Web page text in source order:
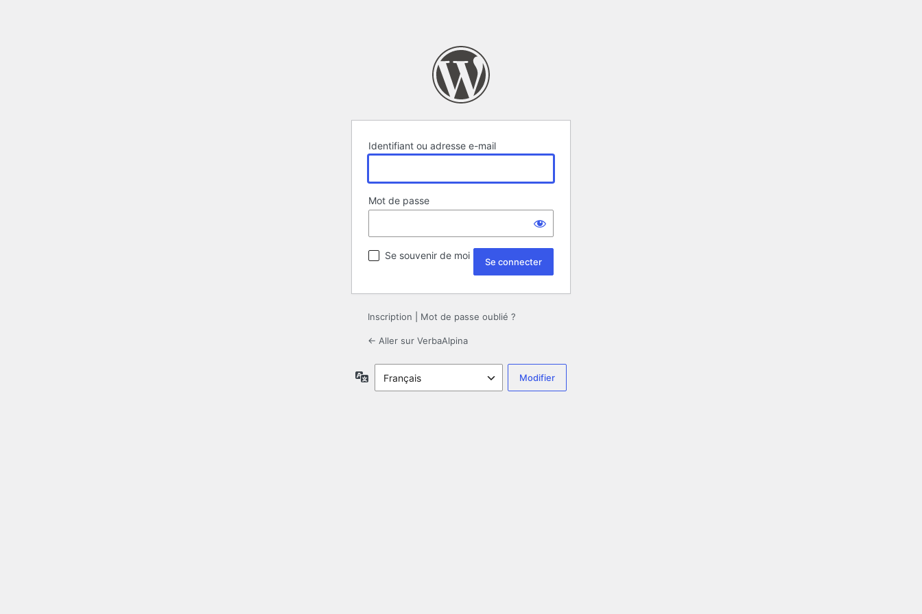
Identifiant ou adresse e-mail
Mot de passe
Se souvenir de moi
Inscription Mot de passe oublié ?
← Aller sur VerbaAlpina
Langue